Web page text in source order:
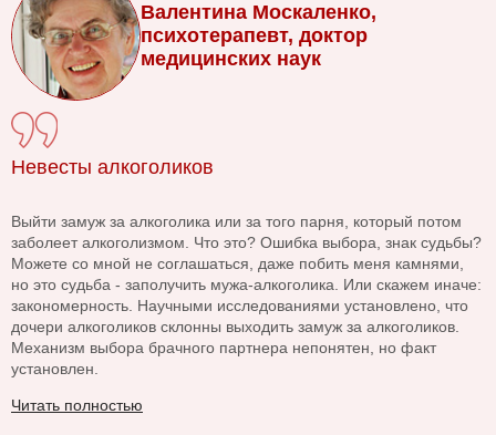
Валентина Москаленко,
психотерапевт, доктор
медицинских наук
Невесты алкоголиков
Выйти замуж за алкоголика или за того парня, который потом
заболеет алкоголизмом. Что это? Ошибка выбора, знак судьбы?
Можете со мной не соглашаться, даже побить меня камнями,
но это судьба - заполучить мужа-алкоголика. Или скажем иначе:
закономерность. Научными исследованиями установлено, что
дочери алкоголиков склонны выходить замуж за алкоголиков.
Механизм выбора брачного партнера непонятен, но факт
установлен.
Читать полностью